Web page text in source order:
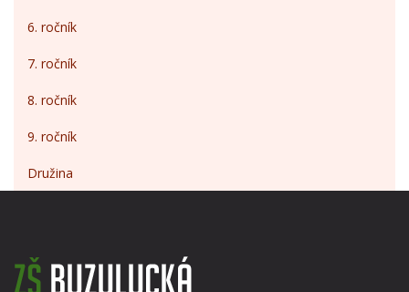
6. ročník
7. ročník
8. ročník
9. ročník
Družina